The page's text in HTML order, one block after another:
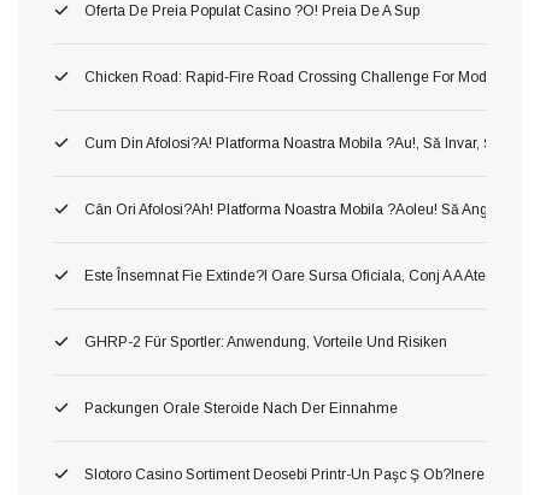
Oferta De Preia Populat Casino ?o! Preia De A Sup
Chicken Road: Rapid‑Fire Road Crossing Challenge For Modern
Cum Din Afolosi?a! Platforma Noastra Mobila ?au!, Să Invar, Ş
Cân Ori Afolosi?ah! Platforma Noastra Mobila ?aoleu! Să
Este Însemnat Fie Extinde?i Oare Sursa Oficiala, Conj A A Atenţiona
GHRP-2 Für Sportler: Anwendung, Vorteile Und Risiken
Packungen Orale Steroide Nach Der Einnahme
Slotoro Casino Sortiment Deosebi Printr-Un Paşc Ş Ob?inerea